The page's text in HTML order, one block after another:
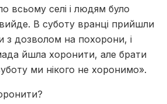
всьому селі і людям було
В суботу вранці прийшли
з дозволом на похорони, і
йшла хоронити, але брати
ми нікого не хоронимо».